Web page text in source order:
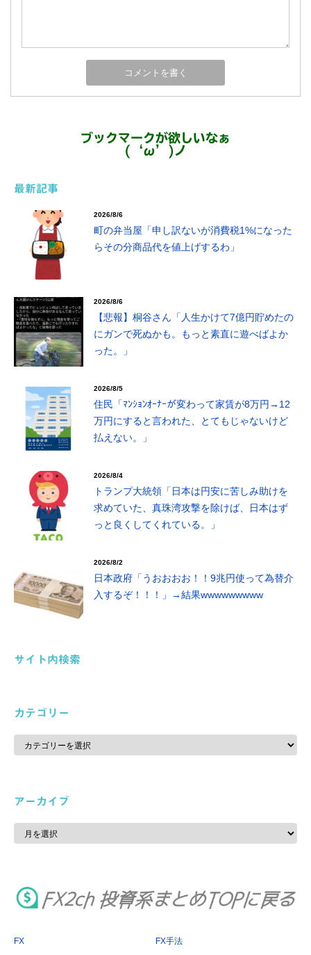
ブックマークが欲しいなぁ
(‘ω’)ノ
最新記事
2026/8/6
町の弁当屋「申し訳ないが消費税1%になった
らその分商品代を値上げするわ」
2026/8/6
【悲報】桐谷さん「人生かけて7億円貯めたの
にガンで死ぬかも。もっと素直に遊べばよか
った。」
2026/8/5
住民「ﾏﾝｼｮﾝｵｰﾅｰが変わって家賃が8万円→12
万円にすると言われた、とてもじゃないけど
払えない。」
2026/8/4
トランプ大統領「日本は円安に苦しみ助けを
求めていた、真珠湾攻撃を除けば、日本はず
っと良くしてくれている。」
2026/8/2
日本政府「うおおおお！！9兆円使って為替介
入するぞ！！！」→結果wwwwwwwww
サイト内検索
カテゴリー
カ
ゴ
アーカイブ
ア
カ
FX
FX手法